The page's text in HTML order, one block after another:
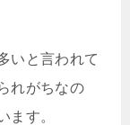
いと言われて
れがちなの
ます。